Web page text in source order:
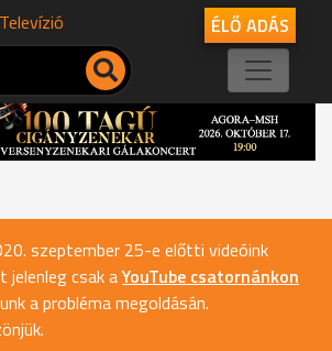
ÉLŐ ADÁS
szeptember 25-e előtti videóink
jelenleg csak aYouTube csatornánkon
a probléma megoldásán.